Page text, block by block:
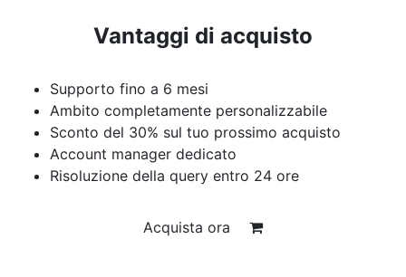
Vantaggi di acquisto
Supporto fino a 6 mesi
Ambito completamente personalizzabile
Sconto del 30% sul tuo prossimo acquisto
Account manager dedicato
Risoluzione della query entro 24 ore
Acquista ora